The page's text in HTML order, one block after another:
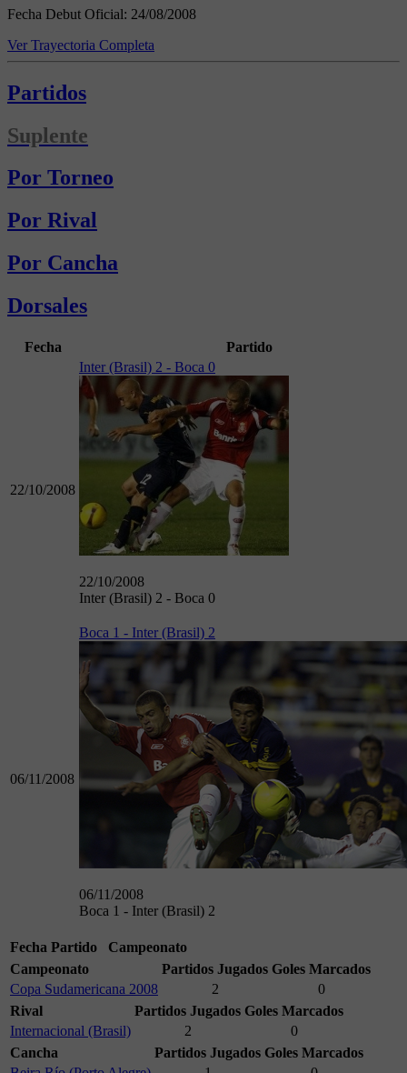
Fecha Debut Oficial: 24/08/2008
Ver Trayectoria Completa
Partidos
Suplente
Por Torneo
Por Rival
Por Cancha
Dorsales
Fecha Partido
22/10/2008
Inter (Brasil) 2 - Boca 0
22/10/2008
Inter (Brasil) 2 - Boca 0
06/11/2008
Boca 1 - Inter (Brasil) 2
06/11/2008
Boca 1 - Inter (Brasil) 2
Fecha Partido
Campeonato
Campeonato
Partidos Jugados Goles Marcados
Copa Sudamericana 2008
2
0
Rival
Partidos Jugados Goles Marcados
Internacional (Brasil)
2
0
Cancha
Partidos Jugados Goles Marcados